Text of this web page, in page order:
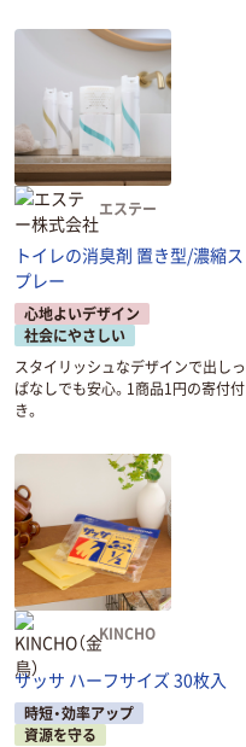
エステー
トイレの消臭剤 置き型/濃縮ス
プレー
心地よいデザイン
社会にやさしい
スタイリッシュなデザインで出しっ
ぱなしでも安心。1商品1円の寄付付
き。
KINCHO
サッサ ハーフサイズ 30枚入
時短・効率アップ
資源を守る